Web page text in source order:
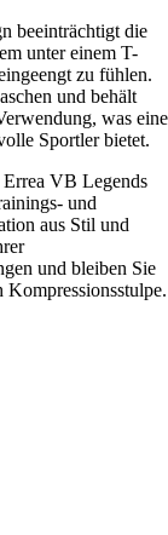
beeinträchtigt die
unter einem T-
zu fühlen.
und behält
was eine
Sportler bietet.
VB Legends
und
aus Stil und
und bleiben Sie